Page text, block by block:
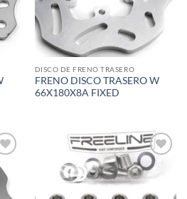
DISCO DE FRENO TRASERO
FRENO DISCO TRASERO W
66X180X8A FIXED
to
Add to
wishlist